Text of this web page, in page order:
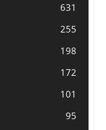
631
255
198
172
101
95